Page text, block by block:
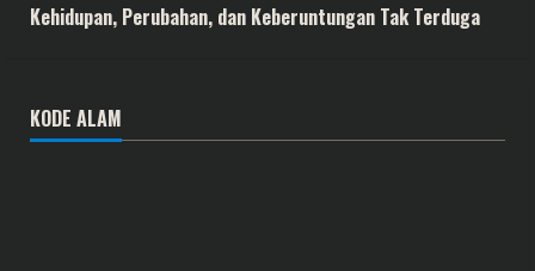
Kehidupan, Perubahan, dan Keberuntungan Tak Terduga
KODE ALAM